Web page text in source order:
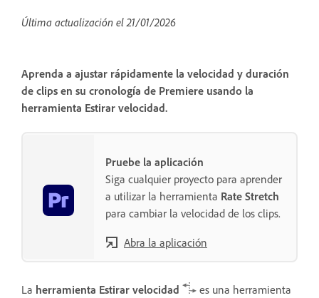
Última actualización el21/01/2026
Aprenda a ajustar rápidamente la velocidad y duración
de clips en su cronología de Premiere usando la
herramienta Estirar velocidad.
Pruebe la aplicación
Siga cualquier proyecto para aprender
a utilizar la herramienta Rate Stretch
para cambiar la velocidad de los clips.
Abra la aplicación
La herramienta Estirar velocidad
es una herramienta